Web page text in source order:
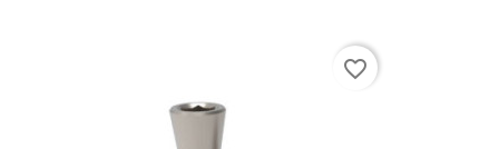
favorite_border